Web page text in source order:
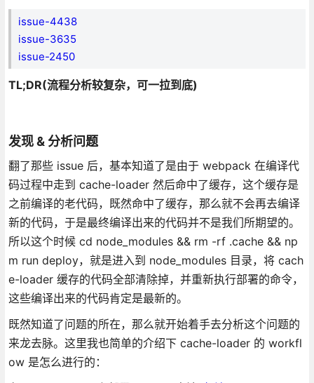
issue-4438
issue-3635
issue-2450
TL;DR(流程分析较复杂，可一拉到底)
发现 & 分析问题
翻了那些 issue 后，基本知道了是由于 webpack 在编译代
码过程中走到 cache-loader 然后命中了缓存，这个缓存是
之前编译的老代码，既然命中了缓存，那么就不会再去编译
新的代码，于是最终编译出来的代码并不是我们所期望的。
所以这个时候 cd node_modules && rm -rf .cache && np
m run deploy，就是进入到 node_modules 目录，将 cach
e-loader 缓存的代码全部清除掉，并重新执行部署的命令，
这些编译出来的代码肯定是最新的。
既然知道了问题的所在，那么就开始着手去分析这个问题的
来龙去脉。这里我也简单的介绍下 cache-loader 的 workfl
ow 是怎么进行的：